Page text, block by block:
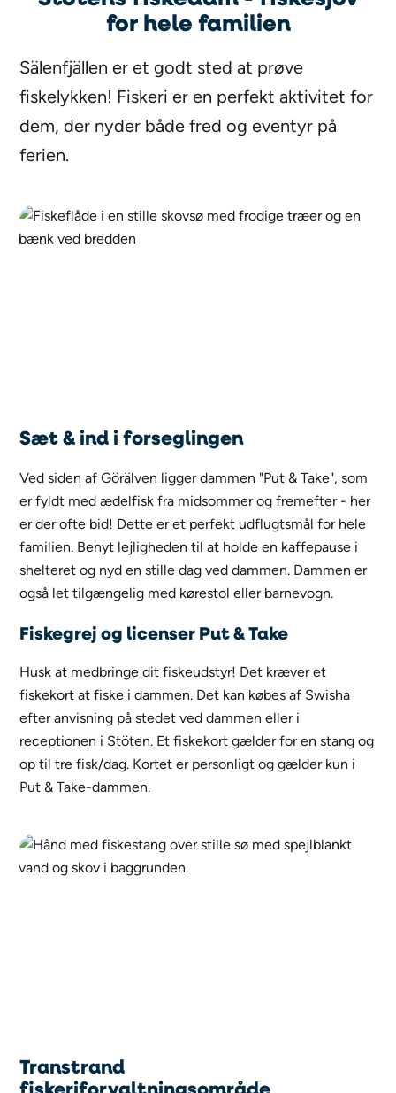
for hele familien
Sälenfjällen er et godt sted at prøve
fiskelykken! Fiskeri er en perfekt aktivitet for
dem, der nyder både fred og eventyr på
ferien.
Sæt & ind i forseglingen
Ved siden af Görälven ligger dammen "Put & Take", som
er fyldt med ædelfisk fra midsommer og fremefter - her
er der ofte bid! Dette er et perfekt udflugtsmål for hele
familien. Benyt lejligheden til at holde en kaffepause i
shelteret og nyd en stille dag ved dammen. Dammen er
også let tilgængelig med kørestol eller barnevogn.
Fiskegrej og licenser Put & Take
Husk at medbringe dit fiskeudstyr! Det kræver et
fiskekort at fiske i dammen. Det kan købes af Swisha
efter anvisning på stedet ved dammen eller i
receptionen i Stöten. Et fiskekort gælder for en stang og
op til tre fisk/dag. Kortet er personligt og gælder kun i
Put & Take-dammen.
Transtrand